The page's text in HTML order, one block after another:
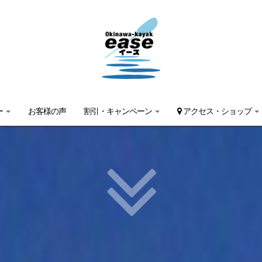
お客様の声 割引・キャンペーン アクセス・ショップ